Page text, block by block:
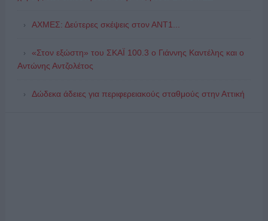
ΑΧΜΕΣ: Δεύτερες σκέψεις στον ΑΝΤ1...
«Στον εξώστη» του ΣΚΑΪ 100.3 ο Γιάννης Καντέλης και ο
Αντώνης Αντζολέτος
Δώδεκα άδειες για περιφερειακούς σταθμούς στην Αττική